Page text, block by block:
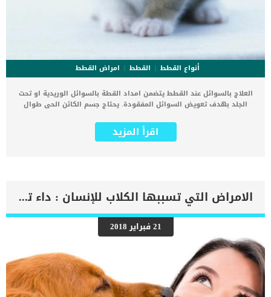
أنواع القطط القطط
امراض القطط
العلاج بالسوائل عند القطط يتضمن امداد القطة بالسوائل الوريدية او تحت
الجلد بهدف تعويض السوائل المفقودة. يحتاج جسم الكائن الحى طوال
وجود كمية مناسبة من السوائل داخل جسم القطة تحميها من الكثير من
الأمراض مثل الجفاف. كذلك العلاج بالسوائل عند القطط يساعدها على
بالسوائل عند القطط هناك طريقتان لأعطاء القطة السوائل اما وريدية او
تحت الجلد السوائل الوريدية: يبدأ الطبيب بتحديد الوريد المستهدفسيقوم
الطبيب بحلاقة المنطقة المحيطة بالوريد المستهدف.كما سيقوم تعقيمها
وتنظيفها لتجنب حدوث العدوى من مكان دخول الابرة.ثم يبدأ بإدخال
القسطرة باستخدام ابرة تدخل تحت الجلد بلطف.كما يتم توصيل أنبوب
التنقيط بكيس من السوائل.يتم وضع كيس السوائل فى مكان مرتفع عن
وضع القطة حتى تتفطر السوائل بفعل الجاذبية.هناك مضخات محددة
لكمية السوائل داخل جسم القطة حسب احتياجها ورؤية الطبيب البيطرى
للحالة. اقرأ ايضا: التهابات جلد القطط .. الاسباب والعلاج تحت الجلد: يشبه
إجراء تمرير السائل تحت الجلد اعطائه فى الوريد ولكن بدلاً من إدخال […]
اقرأ المزيد
الامراض التي تسببها الكلاب للإنسان : داء توليري أو حمى الأرانب
21 فبراير 2018